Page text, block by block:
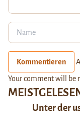
Unter der
Kommentieren
Your comment will be